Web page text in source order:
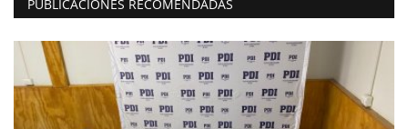
PUBLICACIONES RECOMENDADAS